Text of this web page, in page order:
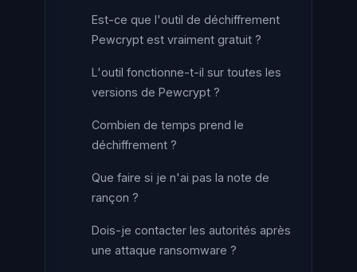
Est-ce que l'outil de déchiffrement
Pewcrypt est vraiment gratuit ?
L'outil fonctionne-t-il sur toutes les
versions de Pewcrypt ?
Combien de temps prend le
déchiffrement ?
Que faire si je n'ai pas la note de
rançon ?
Dois-je contacter les autorités après
une attaque ransomware ?